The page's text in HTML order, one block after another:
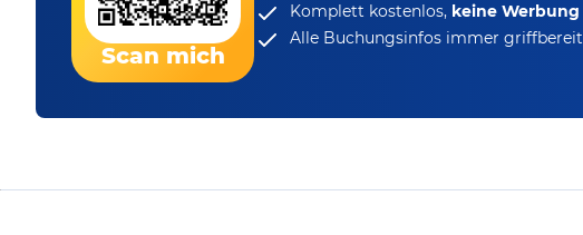
Scan mich
Komplett kostenlos, keine Werbung
Alle Buchungsinfos immer griffbereit